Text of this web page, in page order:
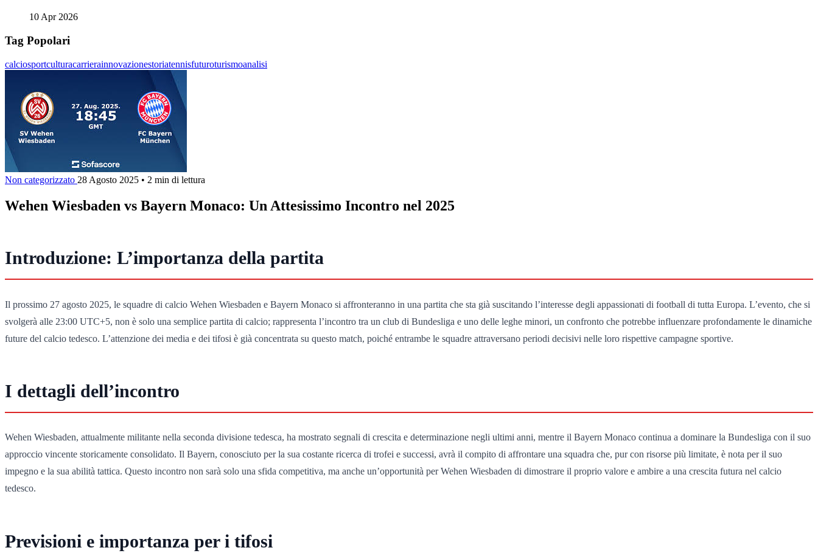
10 Apr 2026
Tag Popolari
calciosportculturacarrierainnovazionestoriatennisfuturoturismoanalisi
Non categorizzato 28 Agosto 2025 • 2 min di lettura
Wehen Wiesbaden vs Bayern Monaco: Un Attesissimo Incontro nel 2025
Introduzione: L’importanza della partita
Il prossimo 27 agosto 2025, le squadre di calcio Wehen Wiesbaden e Bayern Monaco si affronteranno in una partita che sta già suscitando l’interesse degli appassionati di football di tutta Europa. L’evento, che si
svolgerà alle 23:00 UTC+5, non è solo una semplice partita di calcio; rappresenta l’incontro tra un club di Bundesliga e uno delle leghe minori, un confronto che potrebbe influenzare profondamente le dinamiche
future del calcio tedesco. L’attenzione dei media e dei tifosi è già concentrata su questo match, poiché entrambe le squadre attraversano periodi decisivi nelle loro rispettive campagne sportive.
I dettagli dell’incontro
Wehen Wiesbaden, attualmente militante nella seconda divisione tedesca, ha mostrato segnali di crescita e determinazione negli ultimi anni, mentre il Bayern Monaco continua a dominare la Bundesliga con il suo
approccio vincente storicamente consolidato. Il Bayern, conosciuto per la sua costante ricerca di trofei e successi, avrà il compito di affrontare una squadra che, pur con risorse più limitate, è nota per il suo
impegno e la sua abilità tattica. Questo incontro non sarà solo una sfida competitiva, ma anche un’opportunità per Wehen Wiesbaden di dimostrare il proprio valore e ambire a una crescita futura nel calcio
tedesco.
Previsioni e importanza per i tifosi